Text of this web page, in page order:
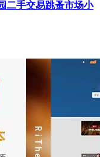
二手交易跳蚤市场小